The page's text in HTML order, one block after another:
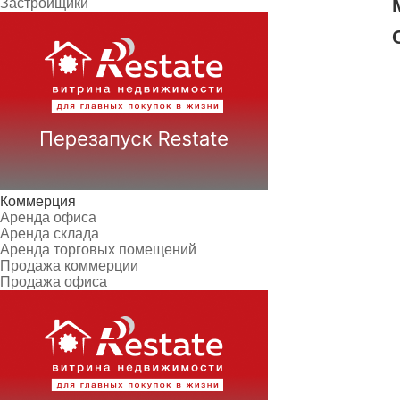
Застройщики
Коммерция
Аренда офиса
Аренда склада
Аренда торговых помещений
Продажа коммерции
Продажа офиса